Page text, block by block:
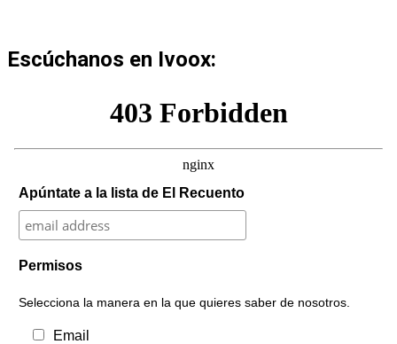
Escúchanos en Ivoox:
Apúntate a la lista de El Recuento
Permisos
Selecciona la manera en la que quieres saber de nosotros.
Email